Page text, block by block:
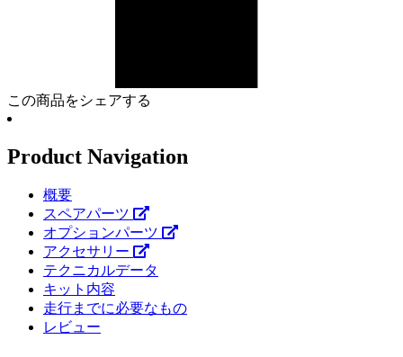
この商品をシェアする
Product Navigation
概要
スペアパーツ
オプションパーツ
アクセサリー
テクニカルデータ
キット内容
走行までに必要なもの
レビュー